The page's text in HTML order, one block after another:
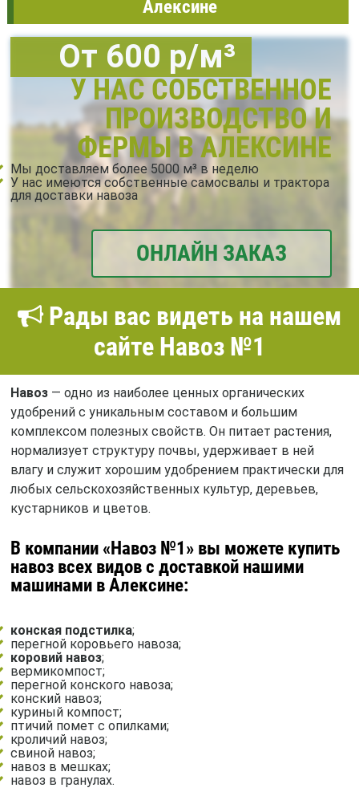
Алексине
От 600 р/м³
У НАС СОБСТВЕННОЕ
ПРОИЗВОДСТВО И
ФЕРМЫ В АЛЕКСИНЕ
Мы доставляем более 5000 м³ в неделю
У нас имеются собственные самосвалы и трактора
для доставки навоза
ОНЛАЙН ЗАКАЗ
Рады вас видеть на нашем
сайте Навоз №1
Навоз— одно из наиболее ценных органических
удобрений с уникальным составом и большим
комплексом полезных свойств. Он питает растения,
нормализует структуру почвы, удерживает в ней
влагу и служит хорошим удобрением практически для
любых сельскохозяйственных культур, деревьев,
кустарников и цветов.
В компании «Навоз №1» вы можете купить
навоз всех видов с доставкой нашими
машинами в Алексине:
конская подстилка;
перегной коровьего навоза;
коровий навоз;
вермикомпост;
перегной конского навоза;
конский навоз;
куриный компост;
птичий помет с опилками;
кроличий навоз;
свиной навоз;
навоз в мешках;
навоз в гранулах.